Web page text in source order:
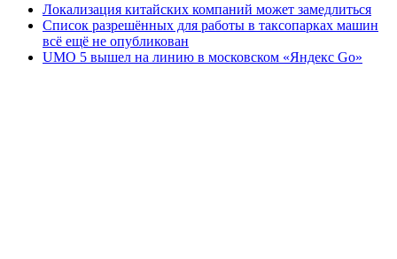
Локализация китайских компаний может замедлиться
Список разрешённых для работы в таксопарках машин
всё ещё не опубликован
UMO 5 вышел на линию в московском «Яндекс Go»